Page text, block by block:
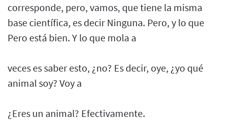
corresponde, pero, vamos, que tiene la misma
base científica, es decir Ninguna. Pero, y lo que
Pero está bien. Y lo que mola a
veces es saber esto, ¿no? Es decir, oye, ¿yo qué
animal soy? Voy a
¿Eres un animal? Efectivamente.